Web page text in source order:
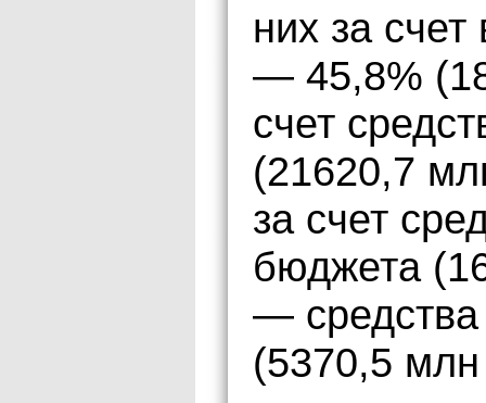
них за
— 45,8%
счет
(21620,7
за счет
бюджета
—
(5370,5